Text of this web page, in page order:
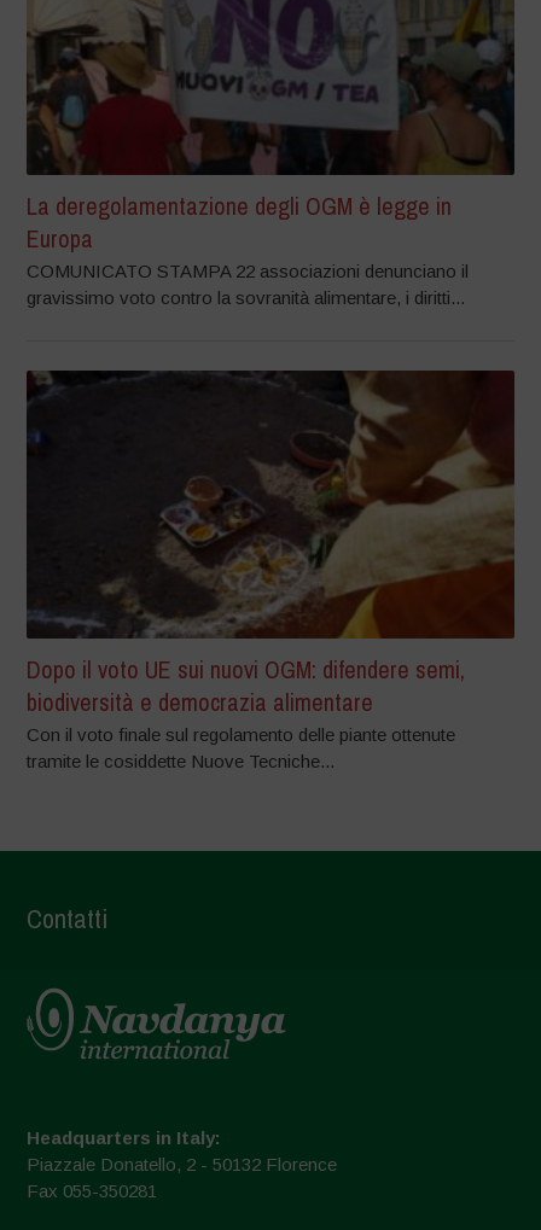
La deregolamentazione degli OGM è legge in
Europa
COMUNICATO STAMPA 22 associazioni denunciano il
gravissimo voto contro la sovranità alimentare, i diritti...
Dopo il voto UE sui nuovi OGM: difendere semi,
biodiversità e democrazia alimentare
Con il voto finale sul regolamento delle piante ottenute
tramite le cosiddette Nuove Tecniche...
Contatti
Headquarters in Italy:
Piazzale Donatello, 2 - 50132 Florence
Fax 055-350281